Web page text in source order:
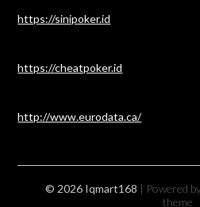
https://sinipoker.id
https://cheatpoker.id
http://www.eurodata.ca/
© 2026 Iqmart168 | Powered
theme